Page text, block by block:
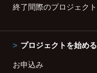
終了間際のプロジェクト
プロジェクトを始める
お申込み